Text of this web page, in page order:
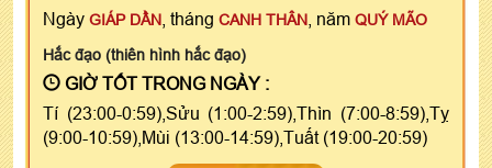
Ngày GIÁP DẦN , tháng CANH THÂN , năm QUÝ MÃO
Hắc đạo (thiên hình hắc đạo)
GIỜ TỐT TRONG NGÀY :
Tí (23:00-0:59),Sửu (1:00-2:59),Thìn (7:00-8:59),Tỵ
(9:00-10:59),Mùi (13:00-14:59),Tuất (19:00-20:59)